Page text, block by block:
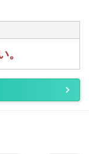
。